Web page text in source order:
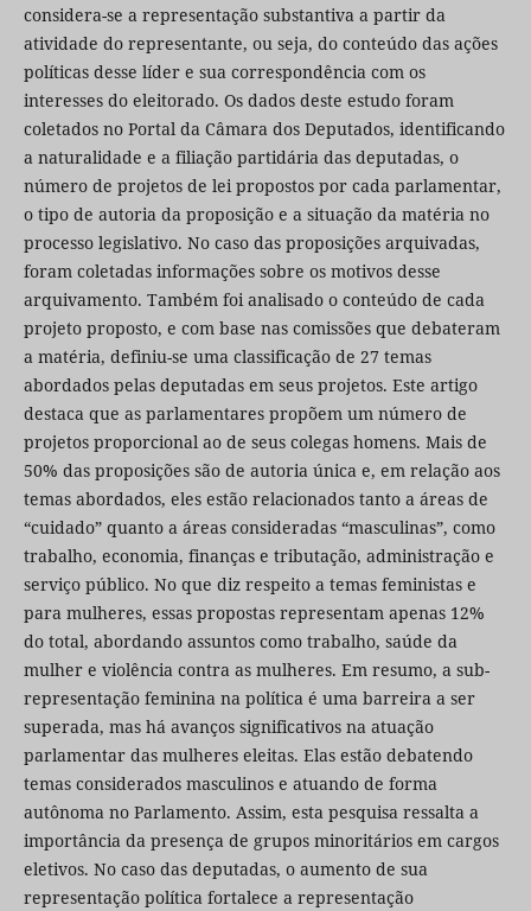
considera-se a representação substantiva a partir da
atividade do representante, ou seja, do conteúdo das ações
políticas desse líder e sua correspondência com os
interesses do eleitorado. Os dados deste estudo foram
coletados no Portal da Câmara dos Deputados, identificando
a naturalidade e a filiação partidária das deputadas, o
número de projetos de lei propostos por cada parlamentar,
o tipo de autoria da proposição e a situação da matéria no
processo legislativo. No caso das proposições arquivadas,
foram coletadas informações sobre os motivos desse
arquivamento. Também foi analisado o conteúdo de cada
projeto proposto, e com base nas comissões que debateram
a matéria, definiu-se uma classificação de 27 temas
abordados pelas deputadas em seus projetos. Este artigo
destaca que as parlamentares propõem um número de
projetos proporcional ao de seus colegas homens. Mais de
50% das proposições são de autoria única e, em relação aos
temas abordados, eles estão relacionados tanto a áreas de
“cuidado” quanto a áreas consideradas “masculinas”, como
trabalho, economia, finanças e tributação, administração e
serviço público. No que diz respeito a temas feministas e
para mulheres, essas propostas representam apenas 12%
do total, abordando assuntos como trabalho, saúde da
mulher e violência contra as mulheres. Em resumo, a sub-
representação feminina na política é uma barreira a ser
superada, mas há avanços significativos na atuação
parlamentar das mulheres eleitas. Elas estão debatendo
temas considerados masculinos e atuando de forma
autônoma no Parlamento. Assim, esta pesquisa ressalta a
importância da presença de grupos minoritários em cargos
eletivos. No caso das deputadas, o aumento de sua
representação política fortalece a representação